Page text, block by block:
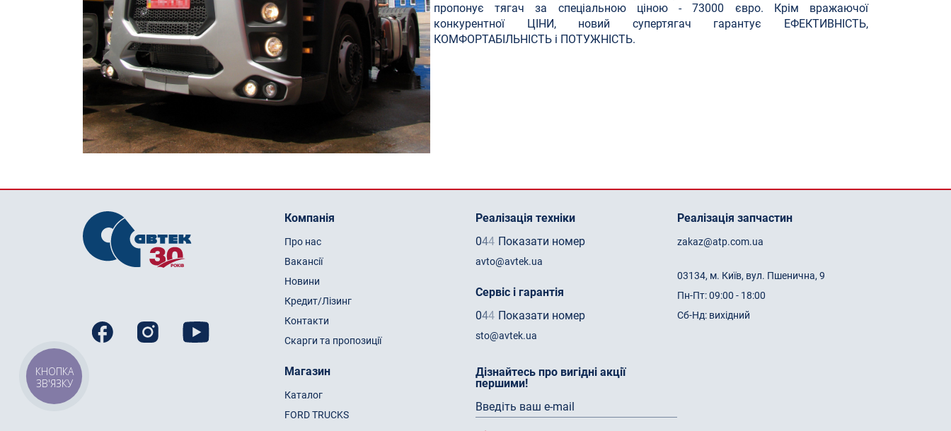
пропонує тягач за спеціальною ціною - 73000 євро. Крім вражаючої
конкурентної ЦІНИ, новий супертягач гарантує ЕФЕКТИВНІСТЬ,
КОМФОРТАБІЛЬНІСТЬ і ПОТУЖНІСТЬ.
Компанія
Про нас
Вакансії
Новини
Кредит/Лізинг
Контакти
Скарги та пропозиції
Магазин
Каталог
FORD TRUCKS
Реалізація техніки
044 Показати номер
avto@avtek.ua
Сервіс і гарантія
044 Показати номер
sto@avtek.ua
Дізнайтесь про вигідні акції
першими!
Реалізація запчастин
zakaz@atp.com.ua
03134, м. Київ, вул. Пшенична, 9
Пн-Пт: 09:00 - 18:00
Сб-Нд: вихідний
КНОПКА
ЗВ'ЯЗКУ